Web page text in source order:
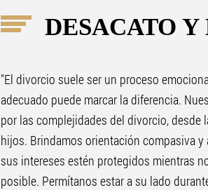
DESACATO
"El divorcio suele ser un proceso
adecuado puede marcar la diferencia.
por las complejidades del divorcio,
hijos. Brindamos orientación compasiva
sus intereses estén protegidos mientras
posible. Permítanos estar a su lado